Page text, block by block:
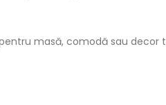
masă, comodă sau decor